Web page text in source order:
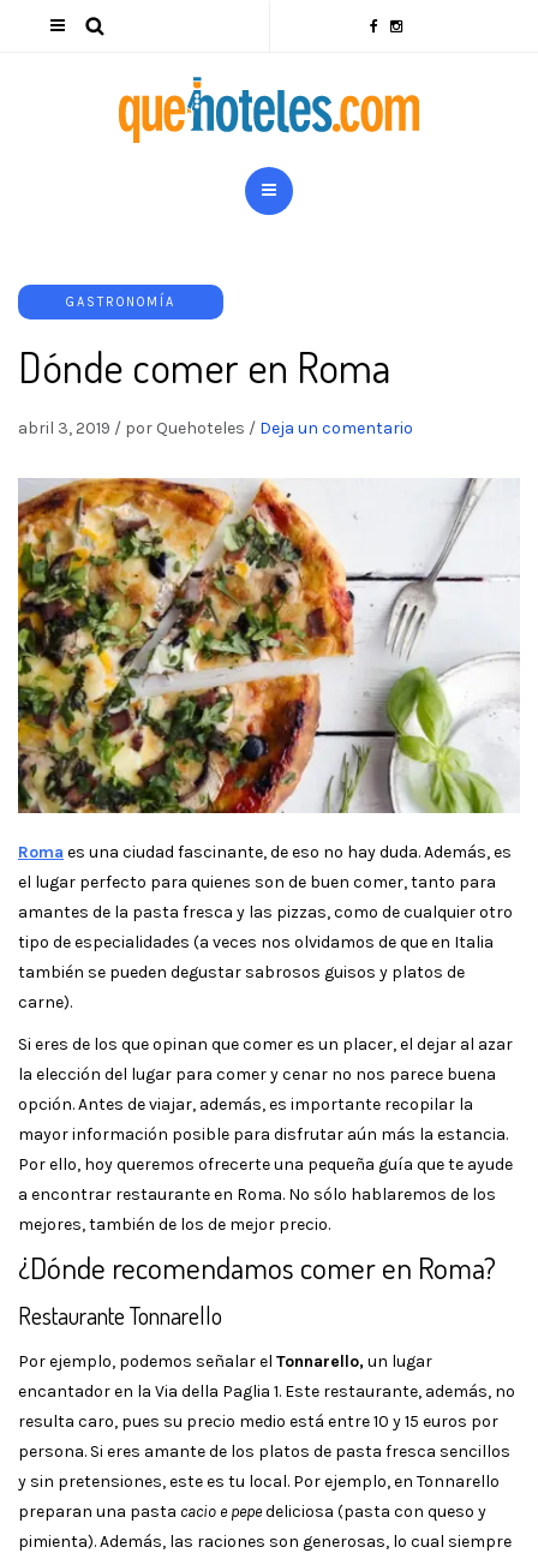
GASTRONOMÍA
Dónde comer en Roma
abril 3, 2019 / por Quehoteles / Deja un comentario
Roma es una ciudad fascinante, de eso no hay duda. Además, es
el lugar perfecto para quienes son de buen comer, tanto para
amantes de la pasta fresca y las pizzas, como de cualquier otro
tipo de especialidades (a veces nos olvidamos de que en Italia
también se pueden degustar sabrosos guisos y platos de
carne).
Si eres de los que opinan que comer es un placer, el dejar al azar
la elección del lugar para comer y cenar no nos parece buena
opción. Antes de viajar, además, es importante recopilar la
mayor información posible para disfrutar aún más la estancia.
Por ello, hoy queremos ofrecerte una pequeña guía que te ayude
a encontrar restaurante en Roma. No sólo hablaremos de los
mejores, también de los de mejor precio.
¿Dónde recomendamos comer en Roma?
Restaurante Tonnarello
Por ejemplo, podemos señalar el Tonnarello,un lugar
encantador en la Via della Paglia 1. Este restaurante, además, no
resulta caro, pues su precio medio está entre 10 y 15 euros por
persona. Si eres amante de los platos de pasta fresca sencillos
y sin pretensiones, este es tu local. Por ejemplo, en Tonnarello
preparan una pasta cacio e pepedeliciosa (pasta con queso y
pimienta). Además, las raciones son generosas, lo cual siempre